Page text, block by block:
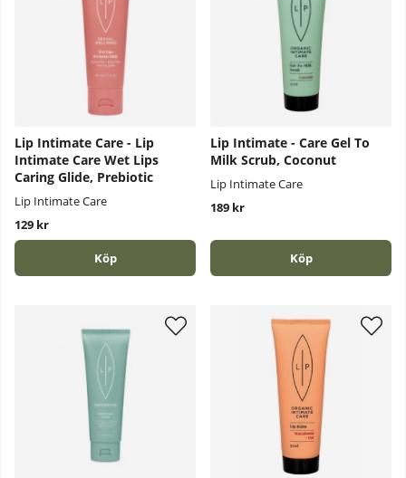
Lip Intimate Care - Lip
Intimate Care Wet Lips
Caring Glide, Prebiotic
Lip Intimate Care
129 kr
Köp
Lip Intimate - Care Gel To
Milk Scrub, Coconut
Lip Intimate Care
189 kr
Köp